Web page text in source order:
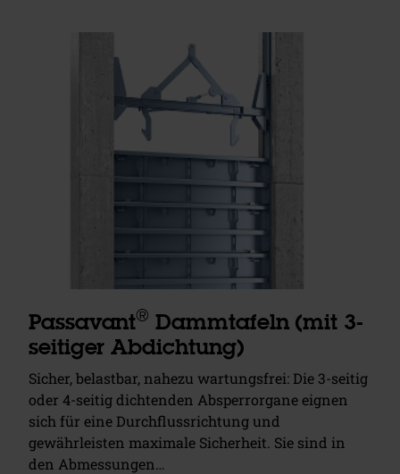
Passavant® Dammtafeln (mit 3-
seitiger Abdichtung)
Sicher, belastbar, nahezu wartungsfrei: Die 3-seitig
oder 4-seitig dichtenden Absperrorgane eignen
sich für eine Durchflussrichtung und
gewährleisten maximale Sicherheit. Sie sind in
den Abmessungen…